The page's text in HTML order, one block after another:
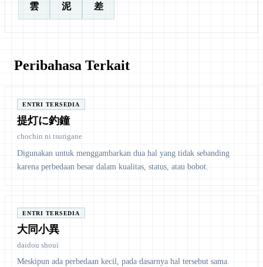
雲 泥 差
Peribahasa Terkait
ENTRI TERSEDIA
提灯に釣鐘
chochin ni tsurigane
Digunakan untuk menggambarkan dua hal yang tidak sebanding
karena perbedaan besar dalam kualitas, status, atau bobot.
ENTRI TERSEDIA
大同小異
daidou shoui
Meskipun ada perbedaan kecil, pada dasarnya hal tersebut sama.